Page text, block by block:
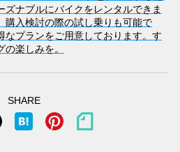
ナブルにバイクをレンタルできま
購入検討の際の試し乗りも可能で
なプランをご用意しております。す
楽しみを。
SHARE